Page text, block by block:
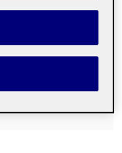
for healthy and
underutilised plant
about the